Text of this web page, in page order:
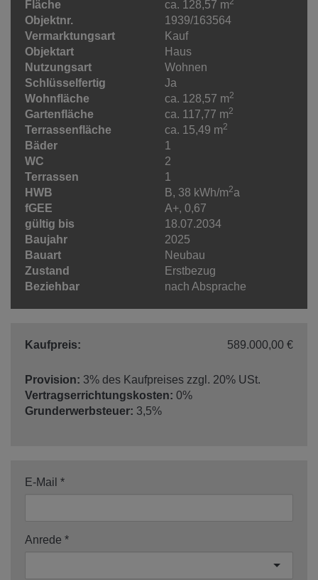
Fläche
ca. 128,57 m
Objektnr.
1939/163564
Vermarktungsart
Kauf
Objektart
Haus
Nutzungsart
Wohnen
Schlüsselfertig
Ja
Wohnfläche
ca. 128,57 m2
Gartenfläche ca. 117,77 m2
Terrassenfläche ca. 15,49 m2
Bäder
1
WC
2
Terrassen
1
HWB
B, 38 kWh/m2a
fGEE
A+, 0,67
gültig bis
18.07.2034
Baujahr
2025
Bauart
Neubau
Zustand
Erstbezug
Beziehbar
nach Absprache
Kaufpreis: 589.000,00 €
Provision: 3% des Kaufpreises zzgl. 20% USt.
Vertragserrichtungskosten: 0%
Grunderwerbsteuer: 3,5%
E-Mail
Anrede